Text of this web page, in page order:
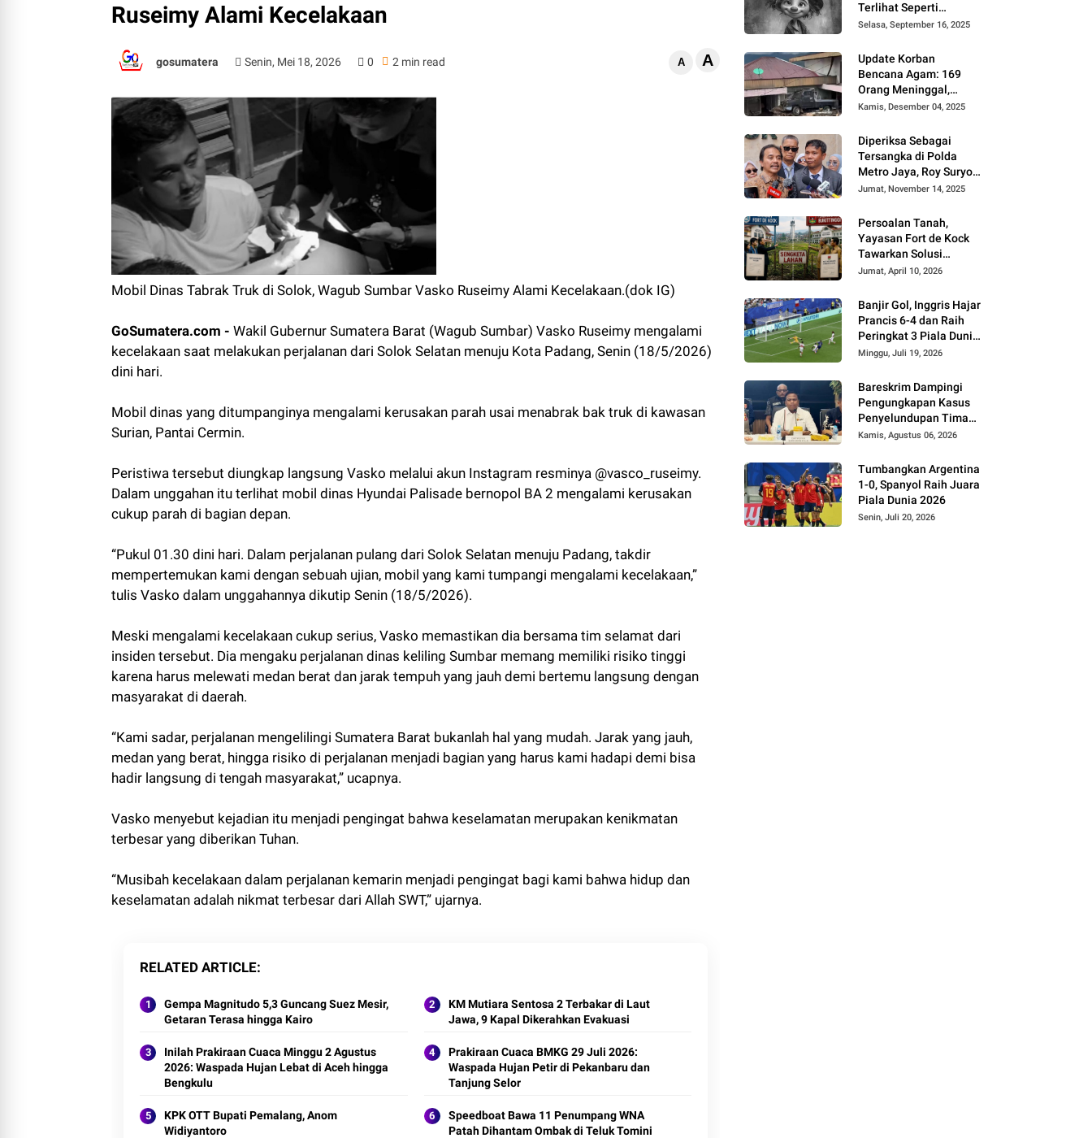
Ruseimy Alami Kecelakaan
gosumatera Senin, Mei 18, 2026 0 2 min read A A
Mobil Dinas Tabrak Truk di Solok, Wagub Sumbar Vasko Ruseimy Alami Kecelakaan.(dok IG)
GoSumatera.com - Wakil Gubernur Sumatera Barat (Wagub Sumbar) Vasko Ruseimy mengalami
kecelakaan saat melakukan perjalanan dari Solok Selatan menuju Kota Padang, Senin (18/5/2026)
dini hari.
Mobil dinas yang ditumpanginya mengalami kerusakan parah usai menabrak bak truk di kawasan
Surian, Pantai Cermin.
Peristiwa tersebut diungkap langsung Vasko melalui akun Instagram resminya @vasco_ruseimy.
Dalam unggahan itu terlihat mobil dinas Hyundai Palisade bernopol BA 2 mengalami kerusakan
cukup parah di bagian depan.
“Pukul 01.30 dini hari. Dalam perjalanan pulang dari Solok Selatan menuju Padang, takdir
mempertemukan kami dengan sebuah ujian, mobil yang kami tumpangi mengalami kecelakaan,”
tulis Vasko dalam unggahannya dikutip Senin (18/5/2026).
Meski mengalami kecelakaan cukup serius, Vasko memastikan dia bersama tim selamat dari
insiden tersebut. Dia mengaku perjalanan dinas keliling Sumbar memang memiliki risiko tinggi
karena harus melewati medan berat dan jarak tempuh yang jauh demi bertemu langsung dengan
masyarakat di daerah.
“Kami sadar, perjalanan mengelilingi Sumatera Barat bukanlah hal yang mudah. Jarak yang jauh,
medan yang berat, hingga risiko di perjalanan menjadi bagian yang harus kami hadapi demi bisa
hadir langsung di tengah masyarakat,” ucapnya.
Vasko menyebut kejadian itu menjadi pengingat bahwa keselamatan merupakan kenikmatan
terbesar yang diberikan Tuhan.
“Musibah kecelakaan dalam perjalanan kemarin menjadi pengingat bagi kami bahwa hidup dan
keselamatan adalah nikmat terbesar dari Allah SWT,” ujarnya.
RELATED ARTICLE
Gempa Magnitudo 5,3 Guncang Suez Mesir,
Getaran Terasa hingga Kairo
KM Mutiara Sentosa 2 Terbakar di Laut
Jawa, 9 Kapal Dikerahkan Evakuasi
Inilah Prakiraan Cuaca Minggu 2 Agustus
2026: Waspada Hujan Lebat di Aceh hingga
Bengkulu
Prakiraan Cuaca BMKG 29 Juli 2026:
Waspada Hujan Petir di Pekanbaru dan
Tanjung Selor
KPK OTT Bupati Pemalang, Anom
Widiyantoro
Speedboat Bawa 11 Penumpang WNA
Patah Dihantam Ombak di Teluk Tomini
Terlihat Seperti
Kebenaran, Ini
Selasa, September 16, 2025
Update Korban
Bencana Agam: 169
Orang Meninggal,
Belum Ditemukan 86
Kamis, Desember 04, 2025
Diperiksa Sebagai
Tersangka di Polda
Metro Jaya, Roy Suryo
Cs Tidak Ditahan
Jumat, November 14, 2025
Persoalan Tanah,
Yayasan Fort de Kock
Tawarkan Solusi
Alternatif Kepada
Jumat, April 10, 2026
Banjir Gol, Inggris Hajar
Prancis 6-4 dan Raih
Peringkat 3 Piala Dunia
2026
Minggu, Juli 19, 2026
Bareskrim Dampingi
Pengungkapan Kasus
Penyelundupan Timah
dari Babel ke Malaysia
Kamis, Agustus 06, 2026
Tumbangkan Argentina
1-0, Spanyol Raih Juara
Piala Dunia 2026
Senin, Juli 20, 2026